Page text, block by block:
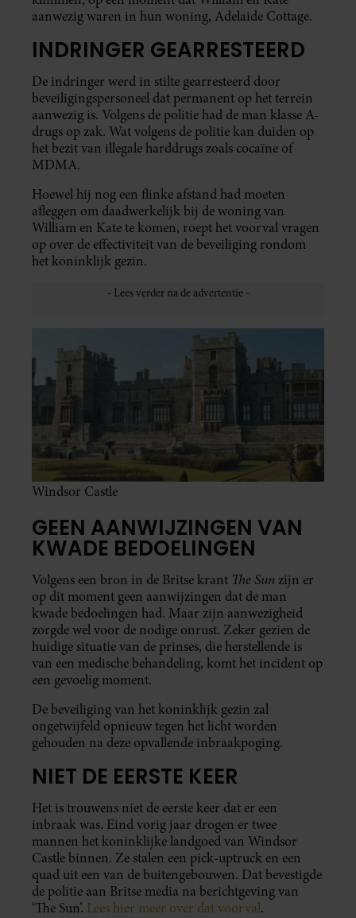
aanwezig waren in hun woning, Adelaide Cottage.
INDRINGER GEARRESTEERD
De indringer werd in stilte gearresteerd door
beveiligingspersoneel dat permanent op het terrein
aanwezig is. Volgens de politie had de man klasse A-
drugs op zak. Wat volgens de politie kan duiden op
het bezit van illegale harddrugs zoals cocaïne of
MDMA.
Hoewel hij nog een flinke afstand had moeten
afleggen om daadwerkelijk bij de woning van
William en Kate te komen, roept het voorval vragen
op over de effectiviteit van de beveiliging rondom
het koninklijk gezin.
Windsor Castle
GEEN AANWIJZINGEN VAN
KWADE BEDOELINGEN
Volgens een bron in de Britse krant The Sun zijn er
op dit moment geen aanwijzingen dat de man
kwade bedoelingen had. Maar zijn aanwezigheid
zorgde wel voor de nodige onrust. Zeker gezien de
huidige situatie van de prinses, die herstellende is
van een medische behandeling, komt het incident op
een gevoelig moment.
De beveiliging van het koninklijk gezin zal
ongetwijfeld opnieuw tegen het licht worden
gehouden na deze opvallende inbraakpoging.
NIET DE EERSTE KEER
Het is trouwens niet de eerste keer dat er een
inbraak was. Eind vorig jaar drogen er twee
mannen het koninklijke landgoed van Windsor
Castle binnen. Ze stalen een pick-uptruck en een
quad uit een van de buitengebouwen. Dat bevestigde
de politie aan Britse media na berichtgeving van
‘The Sun’. Lees hier meer over dat voorval.